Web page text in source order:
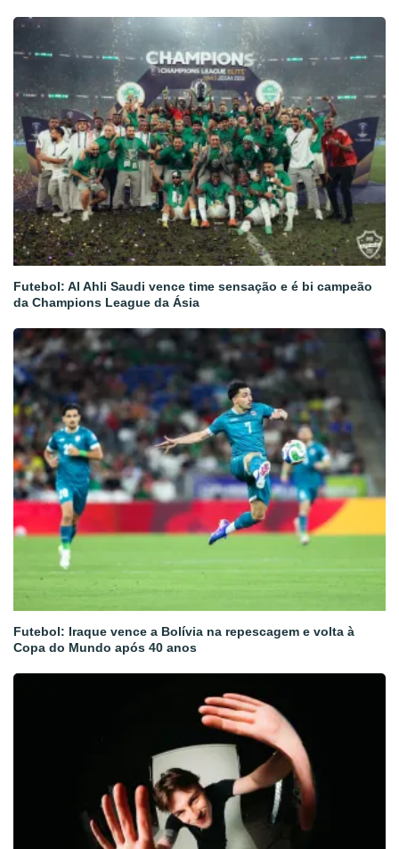
Futebol: Al Ahli Saudi vence time sensação e é bi campeão
da Champions League da Ásia
Futebol: Iraque vence a Bolívia na repescagem e volta à
Copa do Mundo após 40 anos